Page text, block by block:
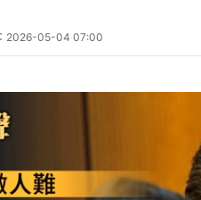
2026-05-04 07:00